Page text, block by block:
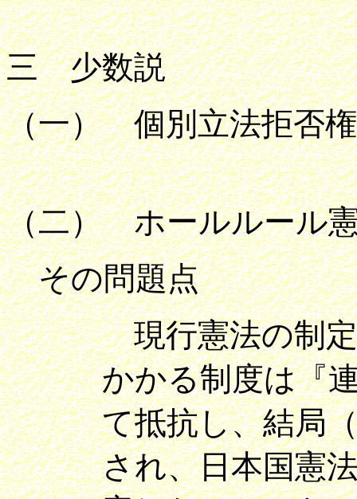
三 少数説
（一） 個別立法拒否
（二） ホールルール
その問題点
現行憲法の制定
かかる制度は『
て抵抗し、結局
され、日本国憲